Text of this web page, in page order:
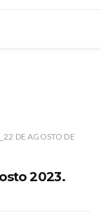
DE AGOSTO DE
2023.